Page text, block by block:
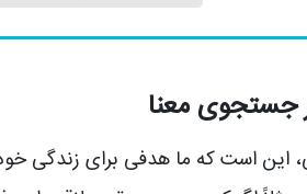
جستجوی معنا
این است که ما هدفی برای زندگی خود